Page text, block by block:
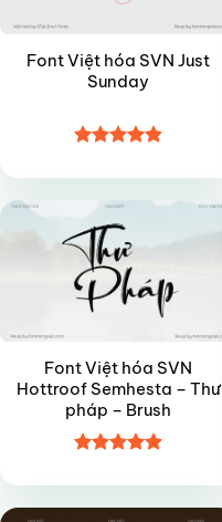
Font Việt hóa SVN Just
Sunday
hạng4.85
Font Việt hóa SVN
Hottroof Semhesta – Thư
pháp – Brush
hạng4.95
sao